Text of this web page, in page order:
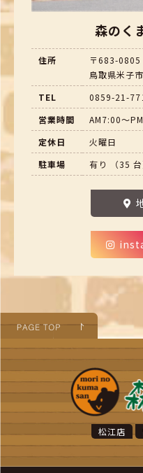
森のく
住所
〒683-0805
鳥取県米子
TEL
0859-21-
営業時間
AM7:00～
定休日
火曜日
駐車場
有り （35 台
松江店